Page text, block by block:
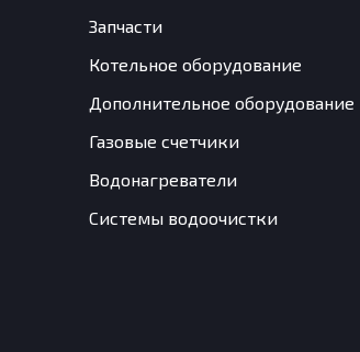
Запчасти
Котельное оборудование
Дополнительное оборудование
Газовые счетчики
Водонагреватели
Системы водоочистки